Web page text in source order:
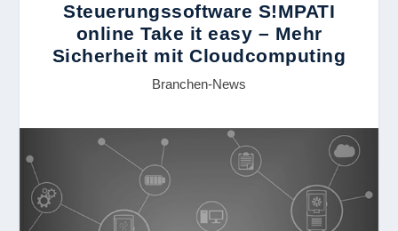
Steuerungssoftware S!MPATI
online Take it easy – Mehr
Sicherheit mit Cloudcomputing
Branchen-News